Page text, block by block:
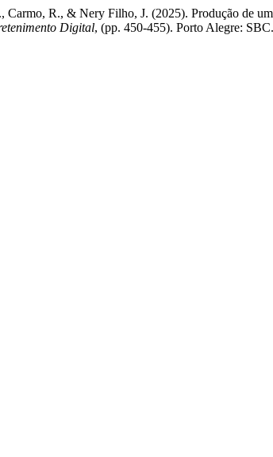
R., & Nery Filho, J. (2025). Produção de
Digital, (pp. 450-455). Porto Alegre: